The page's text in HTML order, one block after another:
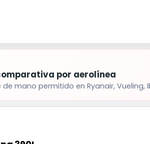
por aerolínea
mano permitido en Ryanair, Vueling,